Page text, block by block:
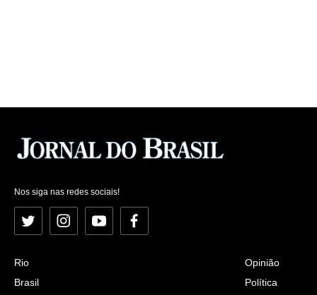
Nos siga nas redes sociais!
Twitter InstagramYouTubeFacebook
Rio
Brasil
Opinião
Política